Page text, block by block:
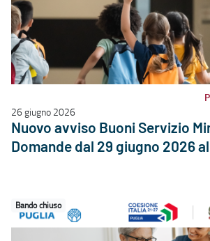
26 giugno 2026
Nuovo avviso Buoni Servizio
Domande dal 29 giugno 2026
Bando chiuso